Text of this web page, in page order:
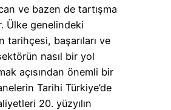
ve bazen de tartışma
Ülke genelindeki
tarihçesi, başarıları ve
nasıl bir yol
açısından önemli bir
Tarihi Türkiye’de
20. yüzyılın